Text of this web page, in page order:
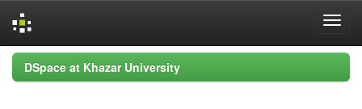
Skip
navigation
DSpace at Khazar University